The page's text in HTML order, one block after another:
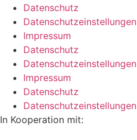
Datenschutz
Datenschutzeinstellungen
Impressum
Datenschutz
Datenschutzeinstellungen
Impressum
Datenschutz
Datenschutzeinstellungen
In Kooperation mit: